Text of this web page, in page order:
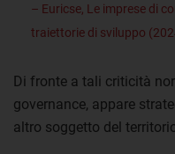
– Euricse, Le imprese di
traiettorie di sviluppo
Di fronte a tali criticità
governance, appare
altro soggetto del